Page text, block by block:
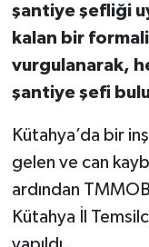
şantiye şefliği
kalan bir
vurgulanarak,
şantiye şefi
Kütahya’da bir
gelen ve can
ardından
Kütahya İl
Vefat
Yaşam